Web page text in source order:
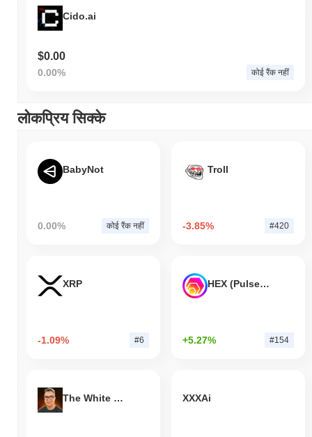
Cido.ai
$0.00
0.00% कोई रैंक नहीं
लोकप्रिय सिक्के
BabyNot
0.00% कोई रैंक नहीं
Troll
-3.85% #420
XRP
-1.09% #6
HEX (Pulsechain)
+5.27% #154
The White Bull XXXAi